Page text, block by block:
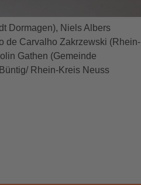
Dormagen), Niels Albers
de Carvalho Zakrzewski (Rhein-
Gathen (Gemeinde
Rhein-Kreis Neuss